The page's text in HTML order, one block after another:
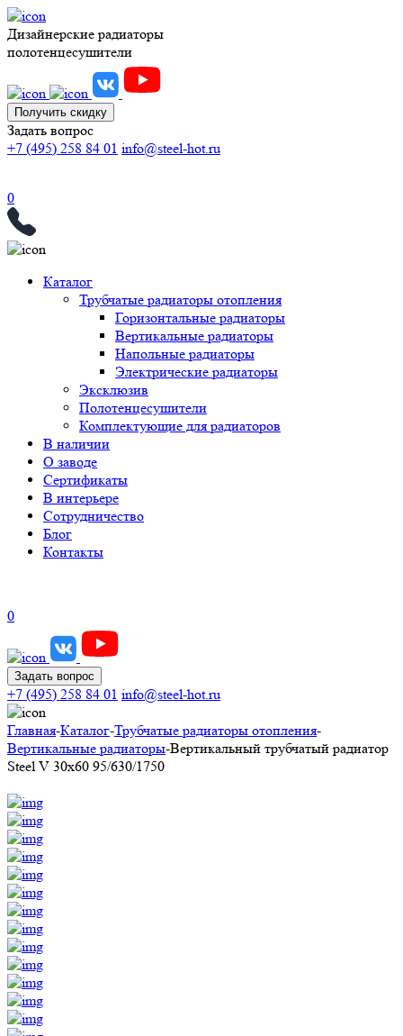
Дизайнерские радиаторы
полотенцесушители
Получить скидку
Задать вопрос
+7 (495) 258 84 01 info@steel-hot.ru
0
Каталог
Трубчатые радиаторы отопления
Горизонтальные радиаторы
Вертикальные радиаторы
Напольные радиаторы
Электрические радиаторы
Эксклюзив
Полотенцесушители
Комплектующие для радиаторов
В наличии
О заводе
Сертификаты
В интерьере
Сотрудничество
Блог
Контакты
0
Задать вопрос
+7 (495) 258 84 01 info@steel-hot.ru
Главная-Каталог-Трубчатые радиаторы отопления-
Вертикальные радиаторы-Вертикальный трубчатый радиатор
Steel V 30х60 95/630/1750